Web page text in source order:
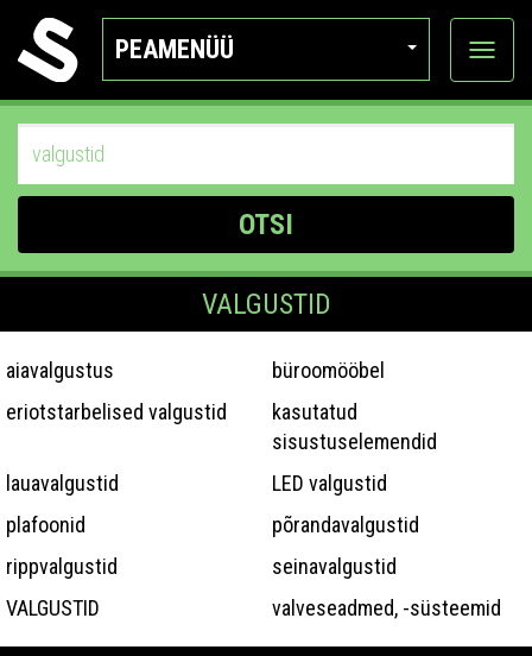
PEAMENÜÜ
Ava
OTSI
VALGUSTID
aiavalgustus
büroomööbel
eriotstarbelised valgustid
kasutatud
sisustuselemendid
lauavalgustid
LED valgustid
plafoonid
põrandavalgustid
rippvalgustid
seinavalgustid
VALGUSTID
valveseadmed, -süsteemid